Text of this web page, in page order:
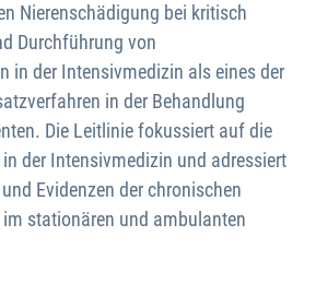
Nierenschädigung bei kritisch
Durchführung von
in der Intensivmedizin als eines der
in der Behandlung
Die Leitlinie fokussiert auf die
der Intensivmedizin und adressiert
Evidenzen der chronischen
stationären und ambulanten